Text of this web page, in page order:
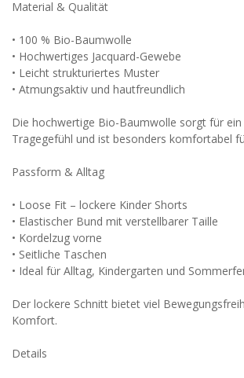
Material & Qualität
• 100 % Bio-Baumwolle
• Hochwertiges Jacquard-Gewebe
• Leicht strukturiertes Muster
• Atmungsaktiv und hautfreundlich
Die hochwertige Bio-Baumwolle sorgt für ein
Tragegefühl und ist besonders komfortabel
Passform & Alltag
• Loose Fit – lockere Kinder Shorts
• Elastischer Bund mit verstellbarer Taille
• Kordelzug vorne
• Seitliche Taschen
• Ideal für Alltag, Kindergarten und
Der lockere Schnitt bietet viel
Komfort.
Details